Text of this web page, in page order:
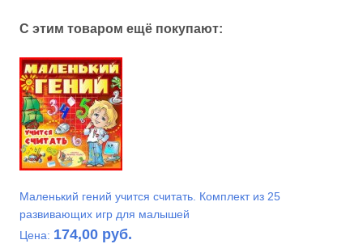
С этим товаром ещё покупают:
Маленький гений учится считать. Комплект из 25
развивающих игр для малышей
Цена: 174,00 руб.